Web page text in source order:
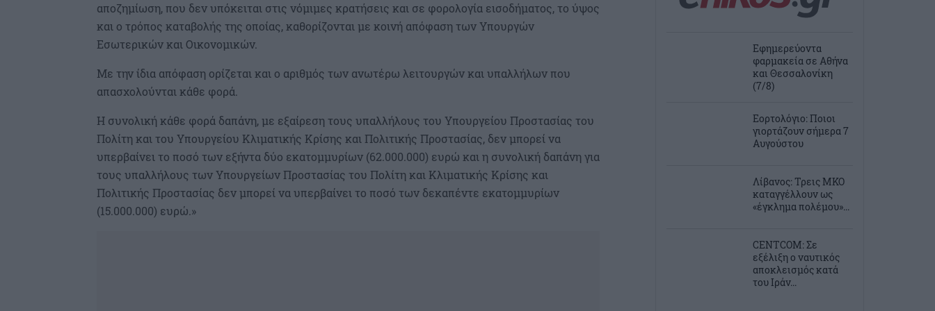
αποζημίωση, που δεν υπόκειται στις νόμιμες κρατήσεις και σε φορολογία εισοδήματος, το ύψος
και ο τρόπος καταβολής της οποίας, καθορίζονται με κοινή απόφαση των Υπουργών
Εσωτερικών και Οικονομικών.
Με την ίδια απόφαση ορίζεται και ο αριθμός των ανωτέρω λειτουργών και υπαλλήλων που
απασχολούνται κάθε φορά.
Η συνολική κάθε φορά δαπάνη, με εξαίρεση τους υπαλλήλους του Υπουργείου Προστασίας του
Πολίτη και του Υπουργείου Κλιματικής Κρίσης και Πολιτικής Προστασίας, δεν μπορεί να
υπερβαίνει το ποσό των εξήντα δύο εκατομμυρίων (62.000.000) ευρώ και η συνολική δαπάνη για
τους υπαλλήλους των Υπουργείων Προστασίας του Πολίτη και Κλιματικής Κρίσης και
Πολιτικής Προστασίας δεν μπορεί να υπερβαίνει το ποσό των δεκαπέντε εκατομμυρίων
(15.000.000) ευρώ.»
Εφημερεύοντα
φαρμακεία σε Αθήνα
και Θεσσαλονίκη
(7/8)
Εορτολόγιο: Ποιοι
γιορτάζουν σήμερα 7
Αυγούστου
Λίβανος: Τρεις ΜΚΟ
καταγγέλλουν ως
«έγκλημα πολέμου»...
CENTCOM: Σε
εξέλιξη ο ναυτικός
αποκλεισμός κατά
του Ιράν...